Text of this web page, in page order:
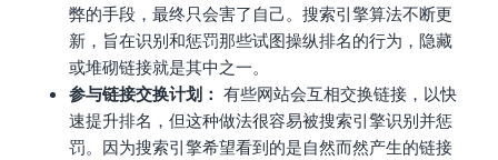
弊的手段，最终只会害了自己。搜索引擎算法不断更
新，旨在识别和惩罚那些试图操纵排名的行为，隐藏
或堆砌链接就是其中之一。
参与链接交换计划： 有些网站会互相交换链接，以快
速提升排名，但这种做法很容易被搜索引擎识别并惩
罚。因为搜索引擎希望看到的是自然而然产生的链接